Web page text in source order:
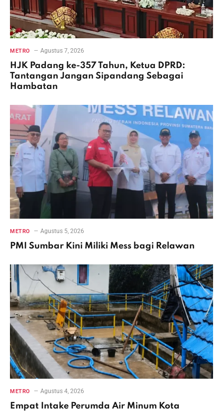
METRO Agustus 7, 2026
HJK Padang ke-357 Tahun, Ketua DPRD:
Tantangan Jangan Sipandang Sebagai
Hambatan
METRO Agustus 5, 2026
PMI Sumbar Kini Miliki Mess bagi Relawan
METRO Agustus 4, 2026
Empat Intake Perumda Air Minum Kota